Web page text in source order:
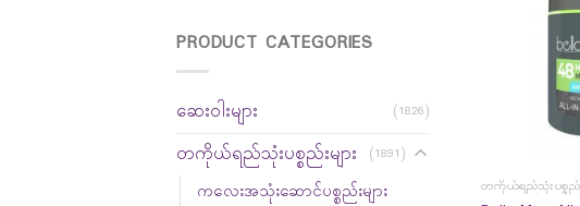
PRODUCT CATEGORIES
ဆေးဝါးများ (1826)
တကိုယ်ရည်သုံးပစ္စည်းများ (1891)
ကလေးအသုံးဆောင်ပစ္စည်းများ
တကိုယ်ရည်သုံးပစ္စည်း